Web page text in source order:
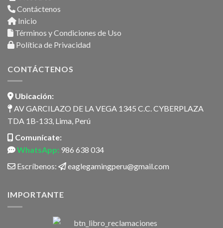
Contáctenos
Inicio
Términos y Condiciones de Uso
Política de Privacidad
CONTÁCTENOS
Ubicación:
AV GARCILAZO DE LA VEGA 1345 C.C. CYBERPLAZA
TDA 1B-133, Lima, Perú
Comunícate:
WhatsApp: 986 638 034
Escríbenos:
eaglegamingperu@gmail.com
IMPORTANTE